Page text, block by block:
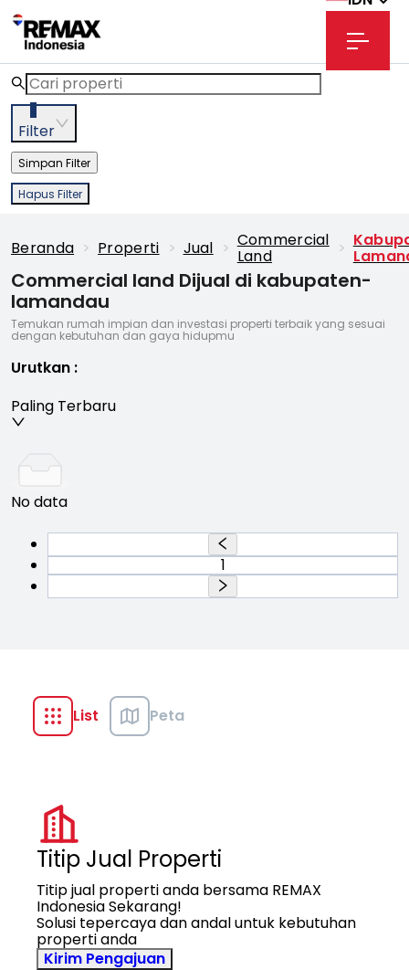
3
Filter
Simpan Filter
Hapus Filter
Beranda > Properti > Jual > Commercial
Land >
Commercial land Dijual di kabupaten-
lamandau
Temukan rumah impian dan investasi properti terbaik yang sesuai
dengan kebutuhan dan gaya hidupmu
Urutkan :
Paling Terbaru
No data
1
List Peta
Titip Jual Properti
Titip jual properti anda bersama REMAX
Indonesia Sekarang!
Solusi tepercaya dan andal untuk kebutuhan
properti anda
Kirim Pengajuan